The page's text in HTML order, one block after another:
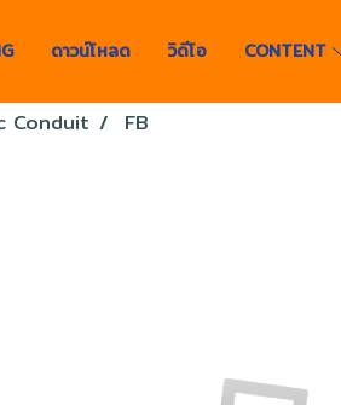
ดาวน์โหลด วิดีโอ CONTENT
Conduit FB